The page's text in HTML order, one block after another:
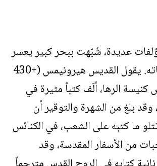
عديدة، شُبّهت ببحر كبير يعسر
البلوغ إلى حافاته. يقول القديس هيرونيمس (+430
الرها، ألّف كتباً مثيرة في
وقد بلغ من الشهرة والتوقير أن
ما كتبه على الشعب، في الكنائس
من الأسفار المقدسة، وقد